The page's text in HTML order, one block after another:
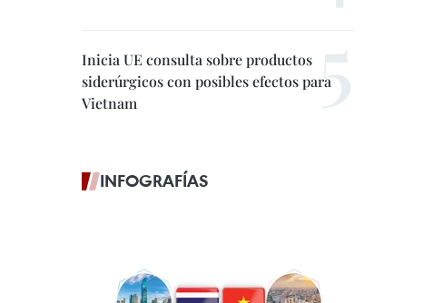
Inicia UE consulta sobre productos
siderúrgicos con posibles efectos para
Vietnam
INFOGRAFÍAS